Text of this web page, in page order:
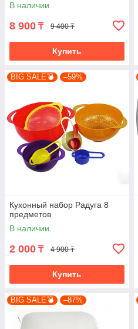
В наличии
8 900 ₸ 9 400 ₸
Купить
BIG SALE💣 –59%
Кухонный набор Радуга 8
предметов
В наличии
2 000 ₸ 4 900 ₸
Купить
BIG SALE💣 –87%